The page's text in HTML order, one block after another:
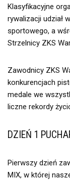
Klasyfikacyjne
rywalizacji udział
sportowego, a
Strzelnicy ZKS
Zawodnicy ZKS
konkurencjach
medale we
liczne rekordy
DZIEŃ 1
Pierwszy dzień
MIX, w której